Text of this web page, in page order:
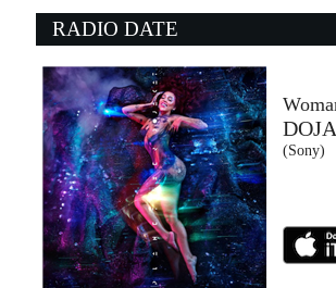
22:33:40
CLASH
- (-)
22:35:57
Awake Tonight
AFROJACK, SIA, DAVID...
Spinnin' Records (-)
RADIO DATE
(Sony)